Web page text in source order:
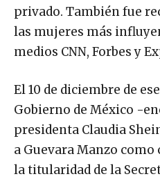
privado. También fue
las mujeres más
medios CNN, Forbes y
El 10 de diciembre de
Gobierno de México -
presidenta Claudia
a Guevara Manzo
la titularidad de la